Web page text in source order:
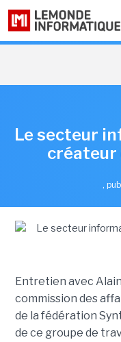
Le secteur
créateur
,
Entretien avec
commission des
de la fédération
de ce groupe de